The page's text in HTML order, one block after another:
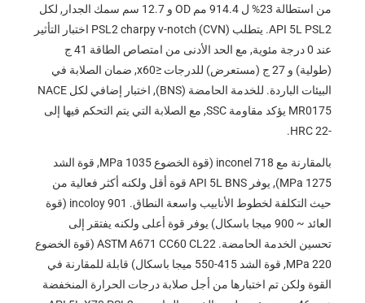
من استطالة 23% ل 914.4 مم OD و 12.7 سم سمك الجدار, لكل
API 5L PSL2. يتطلب PSL2 charpy v-notch (CVN) اختبار التأثير
عند 0 درجة مئوية, مع الحد الأدنى من امتصاص الطاقة 41 ج
(طولية) و 27 ج (مستعرض) للدرجات ≤x60, ضمان الصلابة في
البيئات الباردة. للخدمة الحامضة (BNS), اختبار إضافي لكل NACE
MR0175 يؤكد مقاومة SSC, مع الصلابة التي يتم التحكم فيها إلى
-22 HRC.
بالمقارنة مع inconel 718 (قوة الخضوع 1035 MPa, قوة الشد
1275 MPa), يوفر API 5L BNS قوة أقل ولكنه أكثر فعالية من
حيث التكلفة لخطوط الأنابيب واسعة النطاق. incoloy 901 (قوة
العائد ~ 900 ميجا باسكال) يوفر قوة أعلى ولكنه يفتقر إلى
تحسين الخدمة الحامضة. ASTM A671 CC60 CL22 (قوة الخضوع
220 MPa, قوة الشد 415-550 ميجا باسكال) قابلة للمقارنة في
القوة ولكن تم اختبارها من أجل صلابة درجات الحرارة المنخفضة